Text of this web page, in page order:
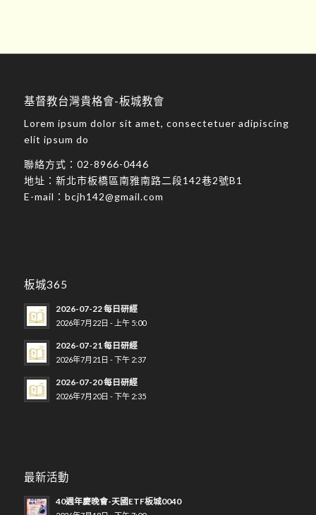
基督教台灣貴格會-板城教會
Lorem ipsum dolor sit amet, consectetuer adipiscing
elit ipsum do
聯絡方式： 02-8966-0446
地址： 新北市板橋區南雅南路二段142巷2號B1
E-mail： bcjh142@gmail.com
板城365
2026-07-22 每日研經
2026年7月22日 - 上午 5:00
2026-07-21 每日研經
2026年7月21日 - 下午 2:37
2026-07-20 每日研經
2026年7月20日 - 下午 2:35
最新活動
40週年慶晚會-天國ETF板城0040